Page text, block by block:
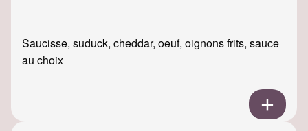
Saucisse, suduck, cheddar, oeuf, oignons frits, sauce
au choix